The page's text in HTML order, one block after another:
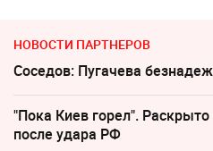
НОВОСТИ ПАРТНЕРОВ
Соседов: Пугачева
"Пока Киев горел".
после удара РФ